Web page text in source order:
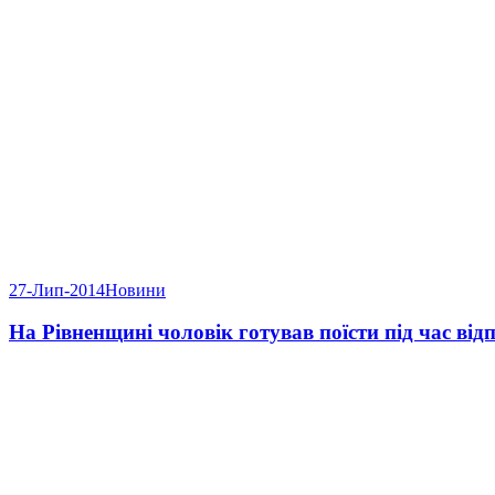
27-Лип-2014Новини
На Рівненщині чоловік готував поїсти під час